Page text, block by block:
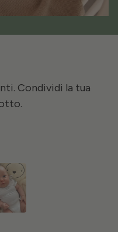
Condividi la tua